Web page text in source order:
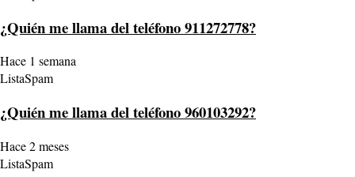
¿Quién me llama del teléfono 911272778?
Hace 1 semana
ListaSpam
¿Quién me llama del teléfono 960103292?
Hace 2 meses
ListaSpam